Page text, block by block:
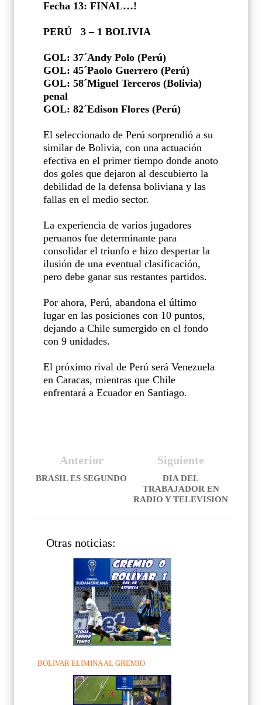
Fecha 13: FINAL…!
PERÚ 3 – 1 BOLIVIA
GOL: 37´Andy Polo (Perú)
GOL: 45´Paolo Guerrero (Perú)
GOL: 58´Miguel Terceros (Bolivia)
penal
GOL: 82´Edison Flores (Perú)
El seleccionado de Perú sorprendió a su
similar de Bolivia, con una actuación
efectiva en el primer tiempo donde anoto
dos goles que dejaron al descubierto la
debilidad de la defensa boliviana y las
fallas en el medio sector.
La experiencia de varios jugadores
peruanos fue determinante para
consolidar el triunfo e hizo despertar la
ilusión de una eventual clasificación,
pero debe ganar sus restantes partidos.
Por ahora, Perú, abandona el último
lugar en las posiciones con 10 puntos,
dejando a Chile sumergido en el fondo
con 9 unidades.
El próximo rival de Perú será Venezuela
en Caracas, mientras que Chile
enfrentará a Ecuador en Santiago.
Siguiente
DIA DEL
TRABAJADOR EN
RADIO Y TELEVISION
Anterior
BRASIL ES SEGUNDO
Otras noticias:
BOLIVAR ELIMINA AL GREMIO